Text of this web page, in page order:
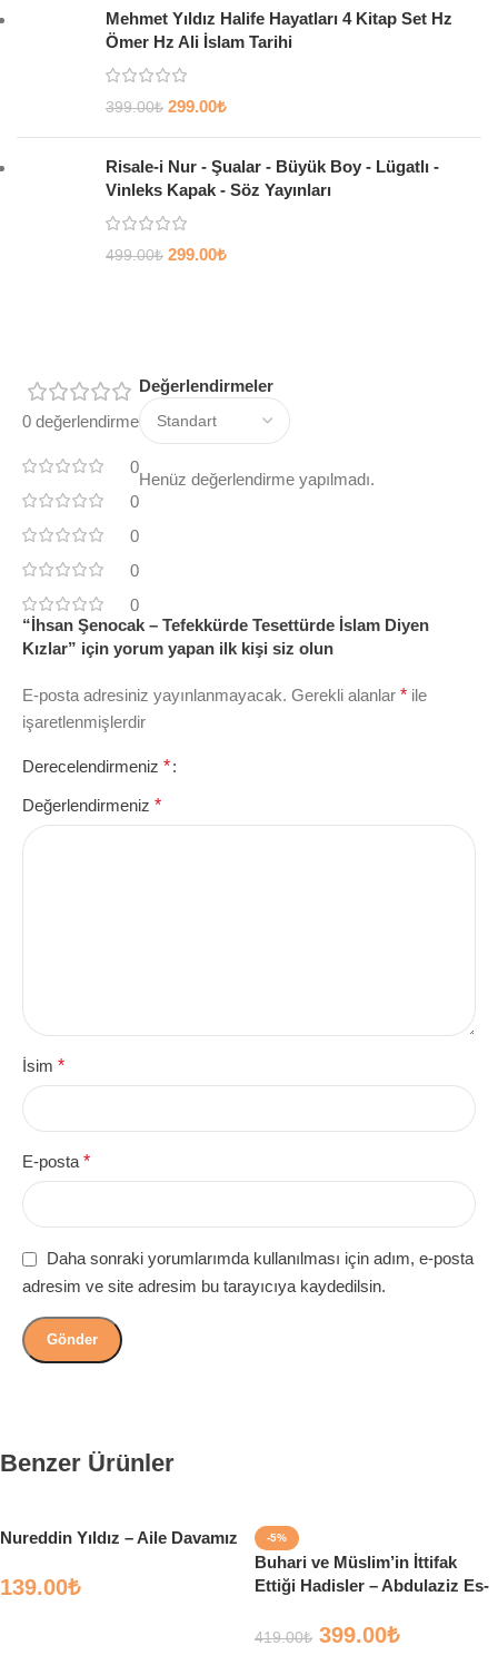
Mehmet Yıldız Halife Hayatları 4 Kitap Set Hz
Ömer Hz Ali İslam Tarihi
399.00₺ 299.00₺
Risale-i Nur - Şualar - Büyük Boy - Lügatlı -
Vinleks Kapak - Söz Yayınları
499.00₺ 299.00₺
0 değerlendirme
0
0
0
0
0
Değerlendirmeler
Henüz değerlendirme yapılmadı.
“İhsan Şenocak – Tefekkürde Tesettürde İslam Diyen
Kızlar” için yorum yapan ilk kişi siz olun
E-posta adresiniz yayınlanmayacak. Gerekli alanlar * ile
işaretlenmişlerdir
Derecelendirmeniz *
Değerlendirmeniz *
İsim *
E-posta *
Daha sonraki yorumlarımda kullanılması için adım, e-posta
adresim ve site adresim bu tarayıcıya kaydedilsin.
Benzer Ürünler
Nureddin Yıldız – Aile Davamız
139.00₺
-5%
Buhari ve Müslim’in İttifak
Ettiği Hadisler – Abdulaziz Es-
419.00₺ 399.00₺